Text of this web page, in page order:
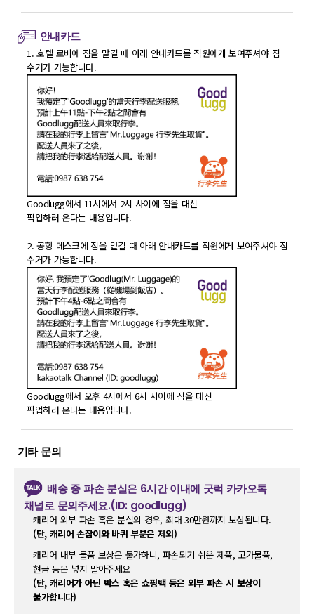
안내카드
1. 호텔 로비에 짐을 맡길 때 아래 안내카드를 직원에게 보여주셔야 짐
수거가 가능합니다.
Goodlugg에서 11시에서 2시 사이에 짐을 대신
픽업하러 온다는 내용입니다.
2. 공항 데스크에 짐을 맡길 때 아래 안내카드를 직원에게 보여주셔야 짐
수거가 가능합니다.
Goodlugg에서 오후 4시에서 6시 사이에 짐을 대신
픽업하러 온다는 내용입니다.
기타 문의
배송 중 파손 분실은 6시간 이내에 굿럭 카카오톡
채널로 문의주세요.(ID: goodlugg)
캐리어 외부 파손 혹은 분실의 경우, 최대 30만원까지 보상됩니다.
(단, 캐리어 손잡이와 바퀴 부분은 제외)
캐리어 내부 물품 보상은 불가하니, 파손되기 쉬운 제품, 고가물품,
현금 등은 넣지 말아주세요
(단, 캐리어가 아닌 박스 혹은 쇼핑백 등은 외부 파손 시 보상이
불가합니다)